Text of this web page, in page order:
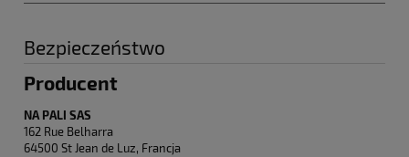
Bezpieczeństwo
Producent
NA PALI SAS
162 Rue Belharra
64500 St Jean de Luz, Francja